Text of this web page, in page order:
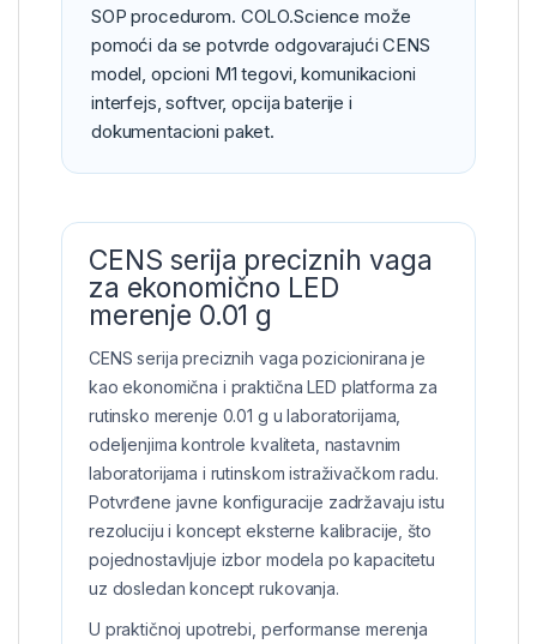
SOP procedurom. COLO.Science može
pomoći da se potvrde odgovarajući CENS
model, opcioni M1 tegovi, komunikacioni
interfejs, softver, opcija baterije i
dokumentacioni paket.
CENS serija preciznih vaga
za ekonomično LED
merenje 0.01 g
CENS serija preciznih vaga pozicionirana je
kao ekonomična i praktična LED platforma za
rutinsko merenje 0.01 g u laboratorijama,
odeljenjima kontrole kvaliteta, nastavnim
laboratorijama i rutinskom istraživačkom radu.
Potvrđene javne konfiguracije zadržavaju istu
rezoluciju i koncept eksterne kalibracije, što
pojednostavljuje izbor modela po kapacitetu
uz dosledan koncept rukovanja.
U praktičnoj upotrebi, performanse merenja